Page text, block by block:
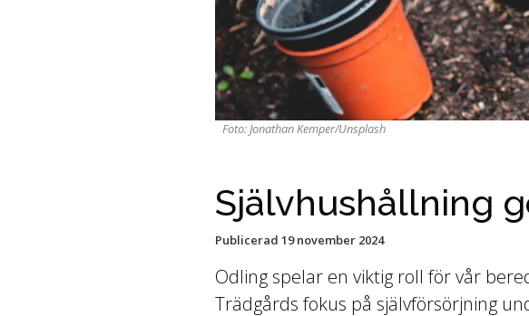
Foto: Jonathan Kemper/Unsplash
Självhushållning
Publicerad 19 november 2024
Odling spelar en viktig roll för vår
Trädgårds fokus på självförsörjning